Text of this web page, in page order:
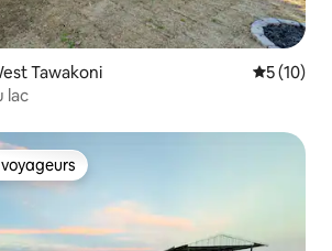
Tawakoni
5 (10)
lac
les plus appréciés